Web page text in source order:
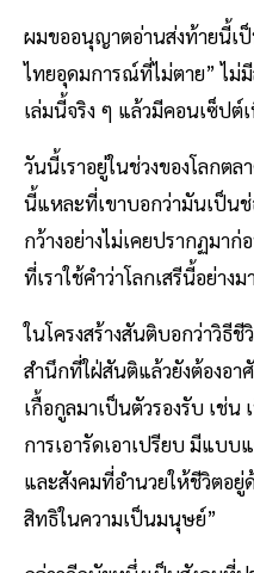
ผมขออนุญาตอ่านส่งท้ายนี้เ
ไทยอุดมการณ์ที่ไม่ตาย” ไม่
เล่มนี้จริง ๆ แล้วมีคอนเซ็ป
วันนี้เราอยู่ในช่วงของโลกตล
นี้แหละที่เขาบอกว่ามันเป็นช่
กว้างอย่างไม่เคยปรากฏมา
ที่เราใช้คำว่าโลกเสรีนี้อย่างม
ในโครงสร้างสันติบอกว่าวิธี
สำนึกที่ใฝ่สันติแล้วยังต้องอ
เกื้อกูลมาเป็นตัวรองรับ เช่น
การเอารัดเอาเปรียบ มีแบ
และสังคมที่อำนวยให้ชีวิตอยู่
สิทธิในความเป็นมนุษย์”